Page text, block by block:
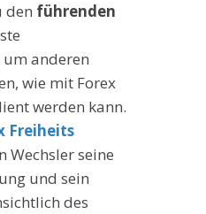
den führenden
um anderen
wie mit Forex
werden kann.
Freiheits
Wechsler seine
und sein
des